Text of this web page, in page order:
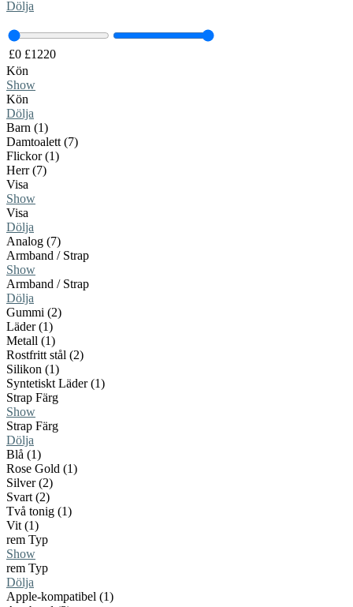
Dölja
£0 £1220
Kön
Show
Kön
Dölja
Barn (1)
Damtoalett (7)
Flickor (1)
Herr (7)
Visa
Show
Visa
Dölja
Analog (7)
Armband / Strap
Show
Armband / Strap
Dölja
Gummi (2)
Läder (1)
Metall (1)
Rostfritt stål (2)
Silikon (1)
Syntetiskt Läder (1)
Strap Färg
Show
Strap Färg
Dölja
Blå (1)
Rose Gold (1)
Silver (2)
Svart (2)
Två tonig (1)
Vit (1)
rem Typ
Show
rem Typ
Dölja
Apple-kompatibel (1)